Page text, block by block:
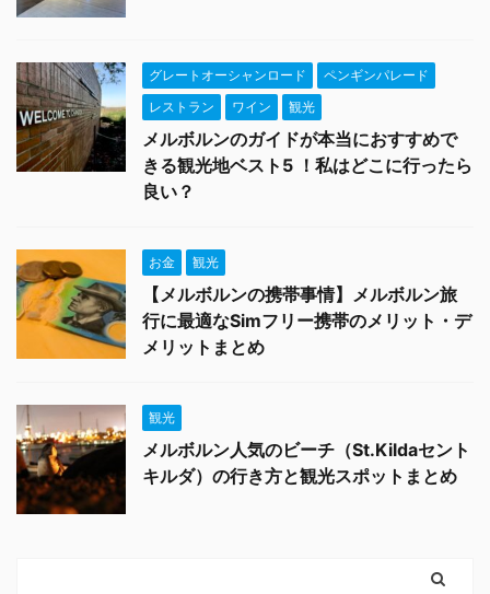
グレートオーシャンロード
ペンギンパレード
レストラン
ワイン 観光
メルボルンのガイドが本当におすすめで
きる観光地ベスト5 ！私はどこに行ったら
良い？
お金 観光
【メルボルンの携帯事情】メルボルン旅
行に最適なSimフリー携帯のメリット・デ
メリットまとめ
観光
メルボルン人気のビーチ（St.Kildaセント
キルダ）の行き方と観光スポットまとめ